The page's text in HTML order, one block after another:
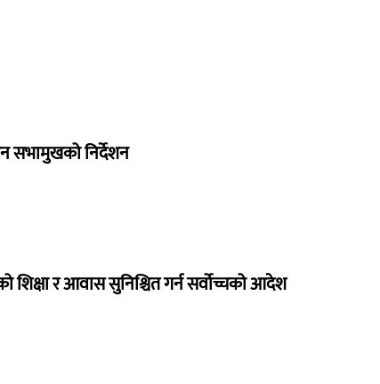
सभामुखको निर्देशन
शिक्षा र आवास सुनिश्चित गर्न सर्वोच्चको आदेश